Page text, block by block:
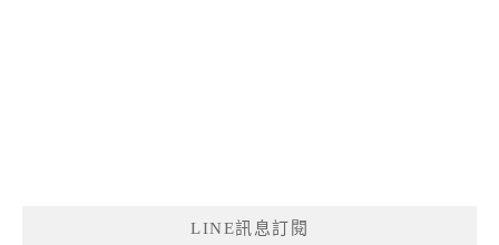
LINE訊息訂閱